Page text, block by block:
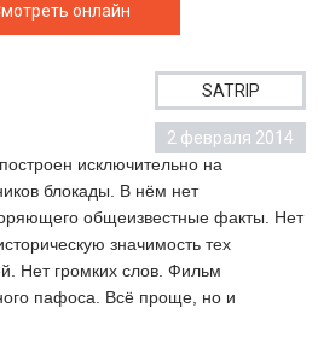
онлайн
SATRIP
2 февраля 2014
исключительно на
блокады. В нём нет
общеизвестные факты. Нет
значимость тех
Нет громких слов. Фильм
пафоса. Всё проще, но и